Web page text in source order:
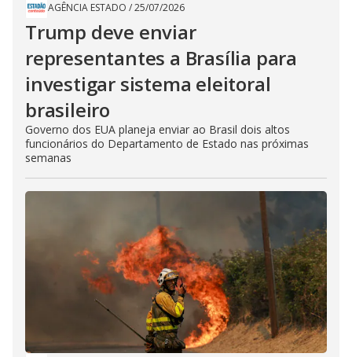
AGÊNCIA ESTADO /25/07/2026
Trump deve enviar
representantes a Brasília para
investigar sistema eleitoral
brasileiro
Governo dos EUA planeja enviar ao Brasil dois altos
funcionários do Departamento de Estado nas próximas
semanas